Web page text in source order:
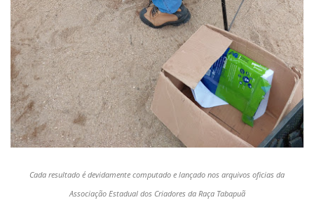
Cada resultado é devidamente computado e lançado nos arquivos oficias da
Associação Estadual dos Criadores da Raça Tabapuã